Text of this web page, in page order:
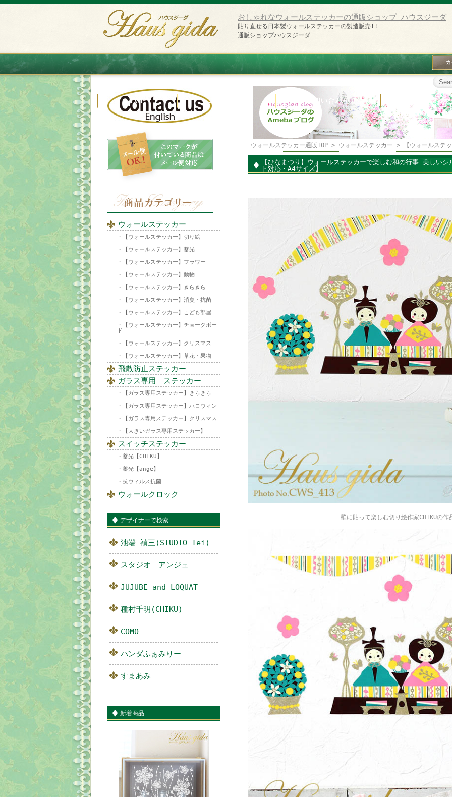
おしゃれなウォールステッカーの通販ショップ ハウスジーダ
貼り直せる日本製ウォールステッカーの製造販売!!
通販ショップハウスジーダ
ウォールステッカー
【ウォールステッカー】切り絵
【ウォールステッカー】蓄光
【ウォールステッカー】フラワー
【ウォールステッカー】動物
【ウォールステッカー】きらきら
【ウォールステッカー】消臭・抗菌
【ウォールステッカー】こども部屋
【ウォールステッカー】チョークボー
ド
【ウォールステッカー】クリスマス
【ウォールステッカー】草花・果物
飛散防止ステッカー
ガラス専用 ステッカー
【ガラス専用ステッカー】きらきら
【ガラス専用ステッカー】ハロウィン
【ガラス専用ステッカー】クリスマス
【大きいガラス専用ステッカー】
スイッチステッカー
蓄光【CHIKU】
蓄光【ange】
抗ウィルス抗菌
ウォールクロック
デザイナーで検索
池端 禎三(STUDIO Tei)
スタジオ アンジェ
JUJUBE and LOQUAT
種村千明(CHIKU)
COMO
パンダふぁみりー
すまあみ
新着商品
ウォールステッカー通販TOP > ウォールステッカー > 【ウォールステ
【ひなまつり】ウォールステッカーで楽しむ和の行事 美しい
ト対応・A4サイズ】
壁に貼って楽しむ切り絵作家CHIKUの作